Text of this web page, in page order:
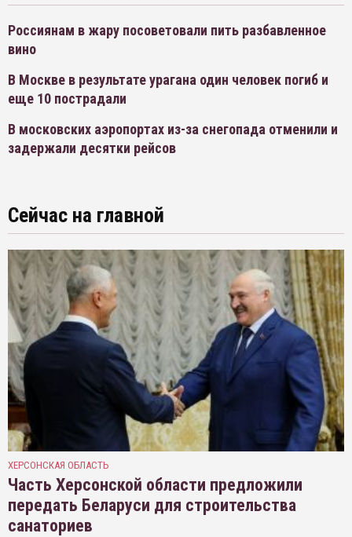
Россиянам в жару посоветовали пить разбавленное
вино
В Москве в результате урагана один человек погиб и
еще 10 пострадали
В московских аэропортах из-за снегопада отменили и
задержали десятки рейсов
Сейчас на главной
ХЕРСОНСКАЯ ОБЛАСТЬ
Часть Херсонской области предложили
передать Беларуси для строительства
санаториев